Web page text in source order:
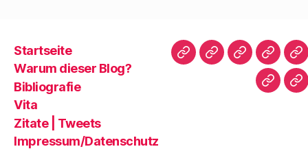
Startseite
Warum dieser Blog?
Bibliografie
Vita
Zitate | Tweets
Impressum/Datenschutz
Startseite
WarumBibliografie
Vita
|